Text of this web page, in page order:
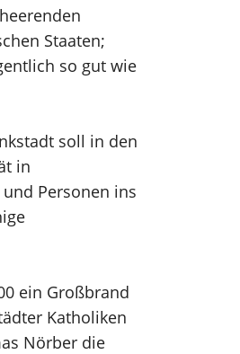
Staaten;
so gut wie
soll in den
in
Personen ins
ein Großbrand
Katholiken
Nörber die